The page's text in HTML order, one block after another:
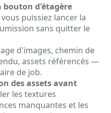
d'étagère
puissiez lancer la
sans quitter le
d'images, chemin de
assets référencés —
de job.
des assets avant
les textures
manquantes et les